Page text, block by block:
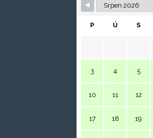
P Ú S
3 4 5
10 11 12
17 18 19